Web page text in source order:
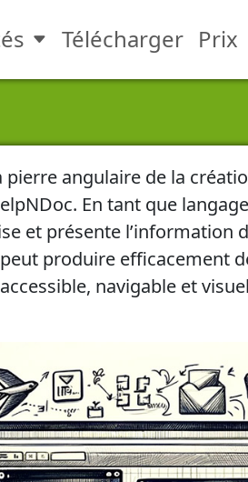
Toggle
Télécharger Prix
angulaire de la
En tant que
et présente l’information
produire efficacement
navigable et